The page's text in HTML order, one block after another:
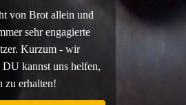
von Brot allein und
sehr engagierte
Kurzum - wir
kannst uns helfen,
zu erhalten!